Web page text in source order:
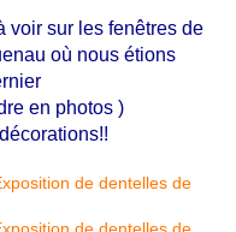
voir sur les fenêtres de
où nous étions
en photos )